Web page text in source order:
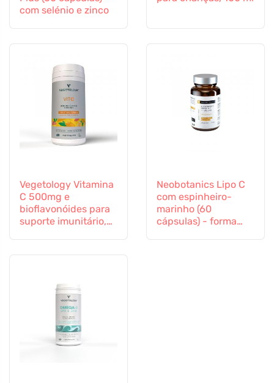
com selénio e zinco
Vegetology Vitamina
C 500mg e
bioflavonóides para
suporte imunitário,
Neobotanics Lipo C
com espinheiro-
marinho (60
cápsulas) - forma